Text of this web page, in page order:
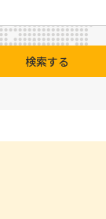
検索する